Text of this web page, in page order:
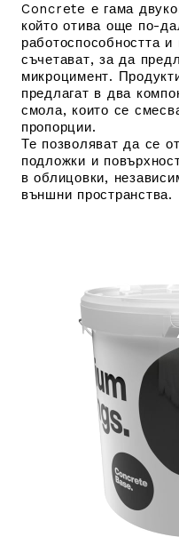
Concrete е гама
който отива още по-
работоспособността
съчетават, за да
микроцимент.
предлагат в два
смола, които се
пропорции.
Те позволяват да се
подложки и
в облицовки,
външни пространства.